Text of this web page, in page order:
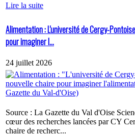
Lire la suite
Alimentation : L'université de Cergy-
pour imaginer l...
24 juillet 2026
Source : La Gazette du Val d'Oise
cœur des recherches lancées par CY
chaire de recherc...